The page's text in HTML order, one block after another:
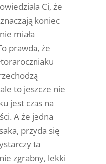
Ci, że
koniec
miała
prawda, że
to jeszcze nie
jest czas na
A że jedna
przyda się
ta
zgrabny, lekki